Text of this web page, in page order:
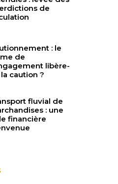
de
: le
de
libère-
caution ?
fluvial de
: une
financière